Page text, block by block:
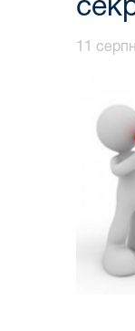
11